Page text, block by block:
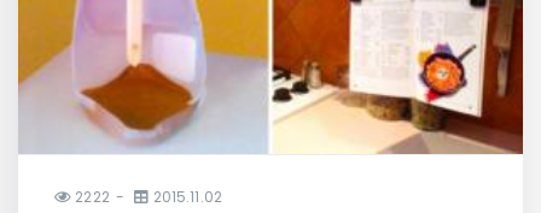
2222 2015.11.02